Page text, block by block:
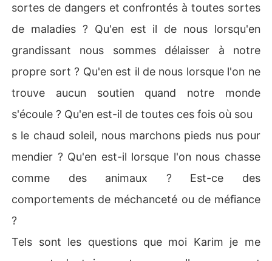
sortes de dangers et confrontés à toutes sortes
de maladies ? Qu'en est il de nous lorsqu'en
grandissant nous sommes délaisser à notre
propre sort ? Qu'en est il de nous lorsque l'on ne
trouve aucun soutien quand notre monde
s'écoule ? Qu'en est-il de toutes ces fois où sou
s le chaud soleil, nous marchons pieds nus pour
mendier ? Qu'en est-il lorsque l'on nous chasse
comme des animaux ? Est-ce des
comportements de méchanceté ou de méfiance
?
Tels sont les questions que moi Karim je me